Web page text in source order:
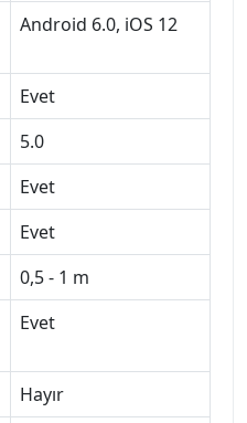
Android 6.0, iOS 12
Evet
5.0
Evet
Evet
0,5 - 1 m
Evet
Hayır